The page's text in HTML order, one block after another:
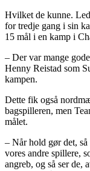
Hvilket de kunne.
for tredje gang i sin
15 mål i en kamp i
– Der var mange
Henny Reistad som
kampen.
Dette fik også
bagspilleren, men
målet.
– Når hold gør det, så
vores andre spillere,
angreb, og så ser de,